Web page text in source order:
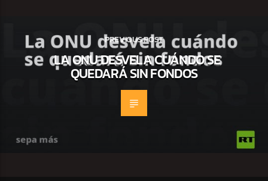
PREVIOUS POST
LA ONU DESVELA CUÁNDO SE
QUEDARÁ SIN FONDOS